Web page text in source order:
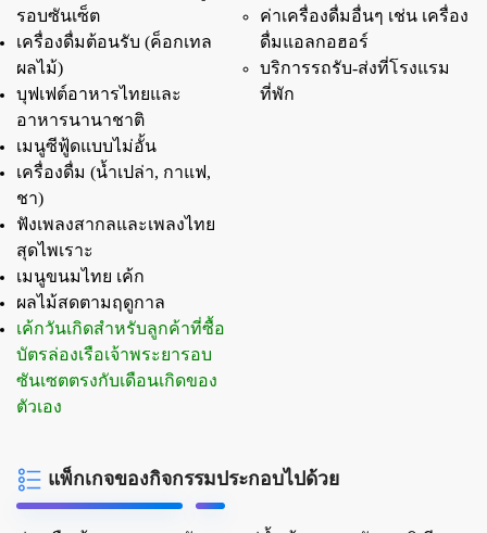
รอบซันเซ็ต
เครื่องดื่มต้อนรับ (ค็อกเทล
ผลไม้)
บุฟเฟต์อาหารไทยและ
อาหารนานาชาติ
เมนูซีฟู้ดแบบไม่อั้น
เครื่องดื่ม (น้ำเปล่า, กาแฟ,
ชา)
ฟังเพลงสากลและเพลงไทย
สุดไพเราะ
เมนูขนมไทย เค้ก
ผลไม้สดตามฤดูกาล
เค้กวันเกิดสำหรับลูกค้าที่ซื้อ
บัตรล่องเรือเจ้าพระยารอบ
ซันเซตตรงกับเดือนเกิดของ
ตัวเอง
ค่าเครื่องดื่มอื่นๆ เช่น เครื่อง
ดื่มแอลกอฮอร์
บริการรถรับ-ส่งที่โรงแรม
ที่พัก
แพ็กเกจของกิจกรรมประกอบไปด้วย